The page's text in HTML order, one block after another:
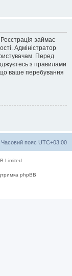
займає
Адміністратор
Перед
з правилами
ваше перебування
Часовий пояс UTC+03:00
Limited
phpBB